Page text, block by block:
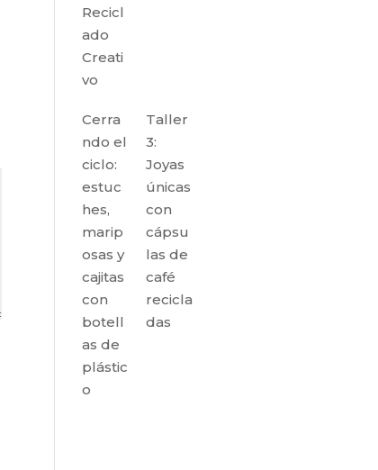
Recicl
ado
Creati
vo
Cerra
ndo el
ciclo:
estuc
hes,
marip
osas y
cajitas
con
botell
as de
plástic
o
Taller
3:
Joyas
únicas
con
cápsu
las de
café
recicla
das